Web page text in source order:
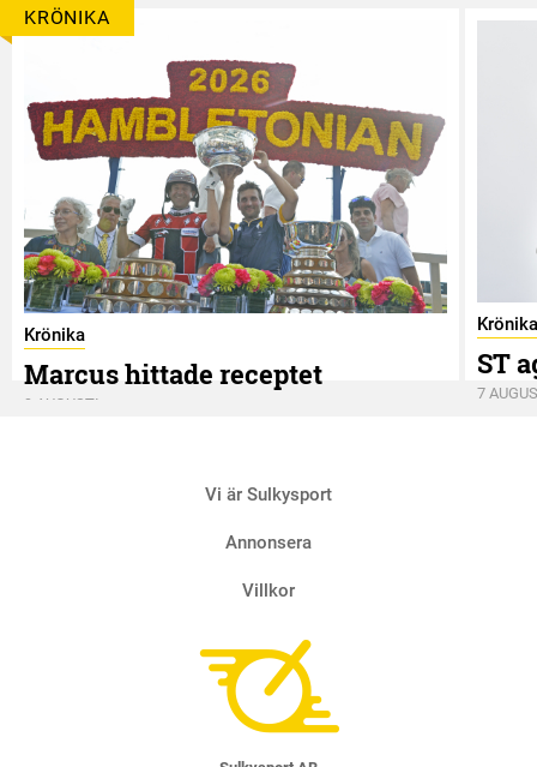
KRÖNIKA
Krönika
Marcus hittade receptet
9 AUGUSTI
Krönika
ST
7
Vi är Sulkysport
Annonsera
Villkor